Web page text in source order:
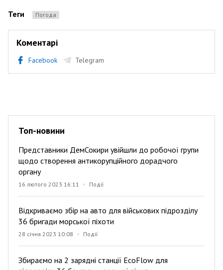
Теги Погода
Коментарі
Facebook Telegram
Топ-новини
Представники ДемСокири увійшли до робочої групи
щодо створення антикорупційного дорадчого
органу
16 лютого 2023 16:11 Події
Відкриваємо збір на авто для військових підрозділу
36 бригади морської піхоти
28 січня 2023 10:08 Події
Збираємо на 2 зарядні станції EcoFlow для